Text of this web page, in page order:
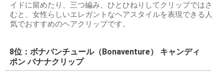
イドに留めたり、三つ編み、ひとひねりしてクリップではさ
むと、女性らしいエレガントなヘアスタイルを表現できる人
気でおすすめのヘアクリップです。
8位：ボナバンチュール（Bonaventure） キャンディ
ポン バナナクリップ